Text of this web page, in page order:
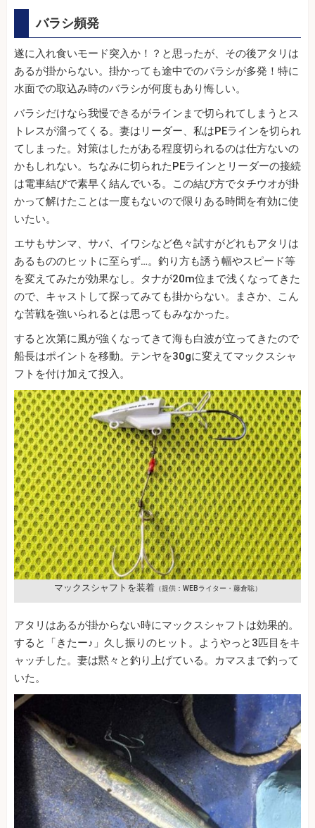
バラシ頻発
遂に入れ食いモード突入か！？と思ったが、その後アタリは
あるが掛からない。掛かっても途中でのバラシが多発！特に
水面での取込み時のバラシが何度もあり悔しい。
バラシだけなら我慢できるがラインまで切られてしまうとス
トレスが溜ってくる。妻はリーダー、私はPEラインを切られ
てしまった。対策はしたがある程度切られるのは仕方ないの
かもしれない。ちなみに切られたPEラインとリーダーの接続
は電車結びで素早く結んでいる。この結び方でタチウオが掛
かって解けたことは一度もないので限りある時間を有効に使
いたい。
エサもサンマ、サバ、イワシなど色々試すがどれもアタリは
あるもののヒットに至らず…。釣り方も誘う幅やスピード等
を変えてみたが効果なし。タナが20m位まで浅くなってきた
ので、キャストして探ってみても掛からない。まさか、こん
な苦戦を強いられるとは思ってもみなかった。
すると次第に風が強くなってきて海も白波が立ってきたので
船長はポイントを移動。テンヤを30gに変えてマックスシャ
フトを付け加えて投入。
マックスシャフトを装着（提供：WEBライター・藤倉聡）
アタリはあるが掛からない時にマックスシャフトは効果的。
すると「きたー♪」久し振りのヒット。ようやっと3匹目をキ
ャッチした。妻は黙々と釣り上げている。カマスまで釣って
いた。